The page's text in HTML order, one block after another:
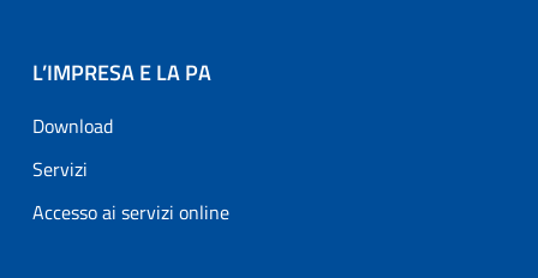
L’IMPRESA E LA PA
Download
Servizi
Accesso ai servizi online